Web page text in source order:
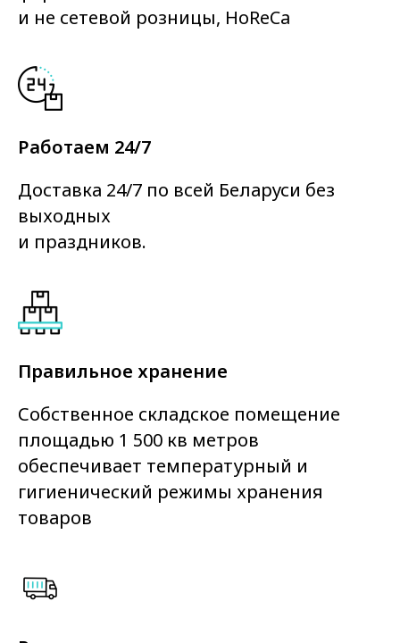
и не сетевой розницы, HoReCa
Работаем 24/7
Доставка 24/7 по всей Беларуси без
выходных
и праздников.
Правильное хранение
Собственное складское помещение
площадью 1 500 кв метров
обеспечивает температурный и
гигиенический режимы хранения
товаров